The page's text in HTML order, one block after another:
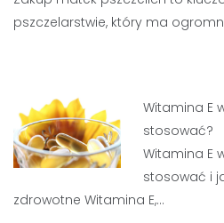
pszczelarstwie, który ma
Witamina E
stosować?
Witamina E
stosować i
zdrowotne Witamina E,…